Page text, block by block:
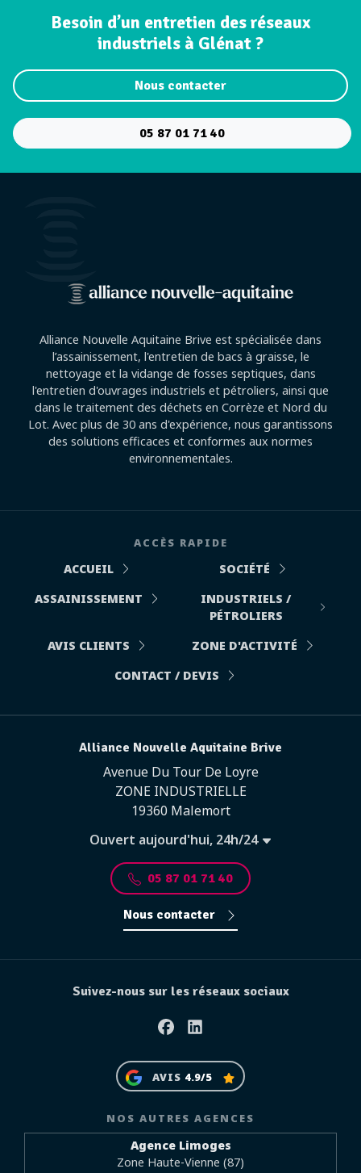
Besoin d’un entretien des réseaux
industriels à Glénat ?
Nous contacter
05 87 01 71 40
Alliance Nouvelle Aquitaine Brive est spécialisée dans
l’assainissement, l'entretien de bacs à graisse, le
nettoyage et la vidange de fosses septiques, dans
l'entretien d'ouvrages industriels et pétroliers, ainsi que
dans le traitement des déchets en Corrèze et Nord du
Lot. Avec plus de 30 ans d'expérience, nous garantissons
des solutions efficaces et conformes aux normes
environnementales.
ACCÈS RAPIDE
ACCUEIL
SOCIÉTÉ
ASSAINISSEMENT
INDUSTRIELS /
PÉTROLIERS
AVIS CLIENTS
ZONE D'ACTIVITÉ
CONTACT / DEVIS
Alliance Nouvelle Aquitaine Brive
Avenue Du Tour De Loyre
ZONE INDUSTRIELLE
19360 Malemort
Ouvert aujourd'hui, 24h/24
05 87 01 71 40
Nous contacter
Suivez-nous sur les réseaux sociaux
FacebookLinkedin
AVIS 4.9/5
NOS AUTRES AGENCES
Agence Limoges
Zone Haute-Vienne (87)